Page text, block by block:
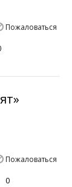
Пожаловаться
Пожаловаться
0